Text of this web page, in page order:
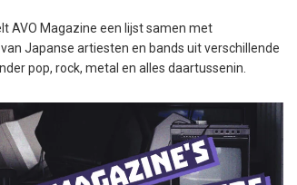
AVO Magazine een lijst samen met
van Japanse artiesten en bands uit verschillende
pop, rock, metal en alles daartussenin.